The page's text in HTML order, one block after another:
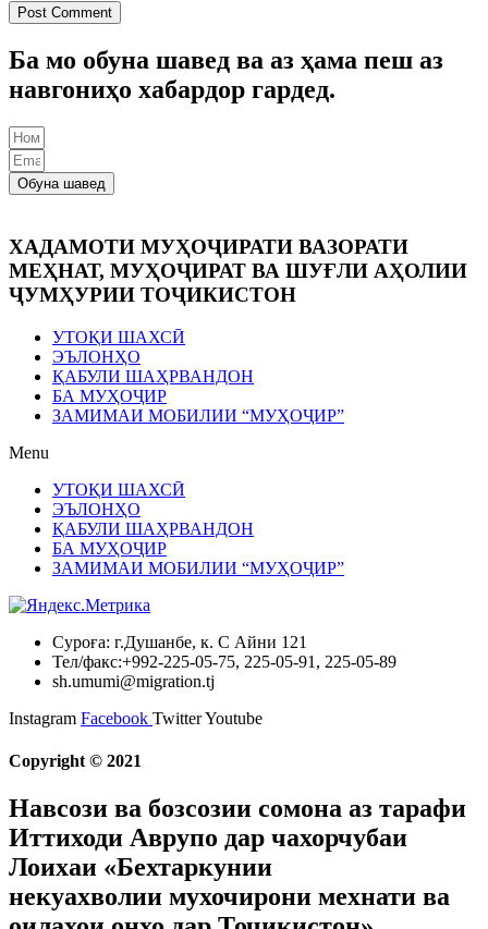
Ба мо обуна шавед ва аз ҳама пеш аз
навгониҳо хабардор гардед.
Обуна шавед
ХАДАМОТИ МУҲОҶИРАТИ ВАЗОРАТИ
МЕҲНАТ, МУҲОҶИРАТ ВА ШУҒЛИ АҲОЛИИ
ҶУМҲУРИИ ТОҶИКИСТОН
УТОҚИ ШАХСӢ
ЭЪЛОНҲО
ҚАБУЛИ ШАҲРВАНДОН
БА МУҲОҶИР
ЗАМИМАИ МОБИЛИИ “МУҲОҶИР”
Menu
УТОҚИ ШАХСӢ
ЭЪЛОНҲО
ҚАБУЛИ ШАҲРВАНДОН
БА МУҲОҶИР
ЗАМИМАИ МОБИЛИИ “МУҲОҶИР”
Суроға: г.Душанбе, к. С Айни 121
Тел/факс:+992-225-05-75, 225-05-91, 225-05-89
sh.umumi@migration.tj
Instagram Facebook TwitterYoutube
Copyright © 2021
Навсози ва бозсозии сомона аз тарафи
Иттиходи Аврупо дар чахорчубаи
Лоихаи «Бехтаркунии
некуахволии мухочирони мехнати ва